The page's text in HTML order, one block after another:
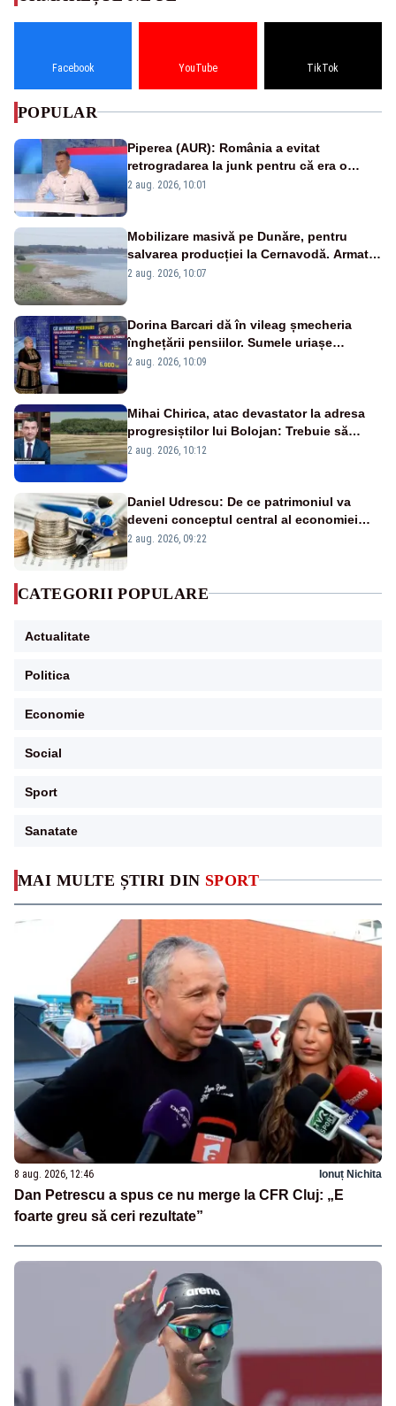
MAI MULTE ȘTIRI DIN SPORT
8 aug. 2026, 12:46 Ionuț Nichita
Dan Petrescu a spus ce nu merge la CFR Cluj: „E
foarte greu să ceri rezultate”
Facebook YouTube TikTok
POPULAR
Piperea (AUR): România a evitat
retrogradarea la junk pentru că era o
catastrofă pentru bănci și fondurile de
2 aug. 2026, 10:01
Mobilizare masivă pe Dunăre, pentru
salvarea producției la Cernavodă. Armata
va detona o stâncă și va devia apa
2 aug. 2026, 10:07
Dorina Barcari dă în vileag șmecheria
înghețării pensiilor. Sumele uriașe
pierdute de fiecare român
2 aug. 2026, 10:09
Mihai Chirica, atac devastator la adresa
progresiștilor lui Bolojan: Trebuie să
protejăm și natura, dar nu șținem omaneii
2 aug. 2026, 10:12
Daniel Udrescu: De ce patrimoniul va
deveni conceptul central al economiei
viitoare?
2 aug. 2026, 09:22
CATEGORII POPULARE
Actualitate
Politica
Economie
Social
Sport
Sanatate